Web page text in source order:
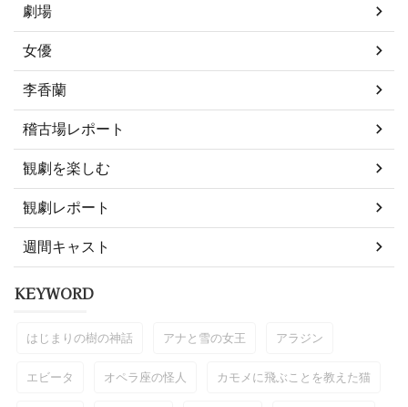
劇場
女優
李香蘭
稽古場レポート
観劇を楽しむ
観劇レポート
週間キャスト
KEYWORD
はじまりの樹の神話 アナと雪の女王 アラジン
エビータ オペラ座の怪人 カモメに飛ぶことを教えた猫